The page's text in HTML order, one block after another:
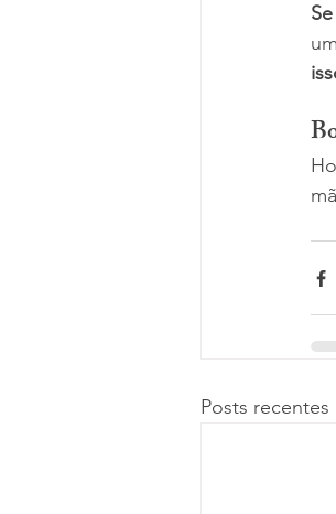
Posts recentes